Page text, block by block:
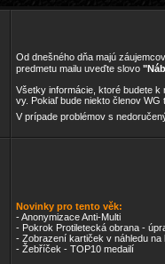
Od dnešného dňa majú
predmetu mailu uveďte slovo
Všetky informácie, ktoré budete k
vy. Pokiaľ bude niekto členov
V prípade problémov s
Novinky pro tento věk:
- Anonymizace Anti-Multi
- Pokrok Protiletecká obrana -
- Zobrazení kartiček v náhledu na
- Žebříček - TOP10 medailí